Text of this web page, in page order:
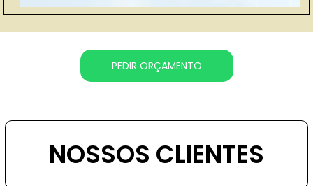
PEDIR ORÇAMENTO
NOSSOS CLIENTES